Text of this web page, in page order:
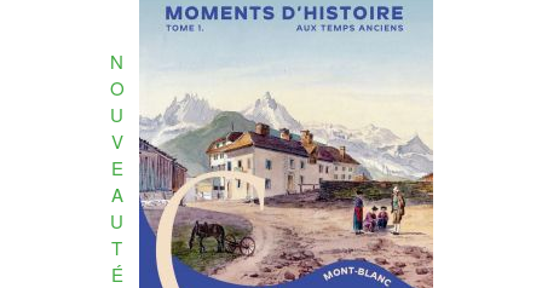
N
O
U
V
E
A
U
T
É